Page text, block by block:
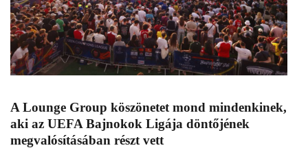
A Lounge Group köszönetet mond mindenkinek,
aki az UEFA Bajnokok Ligája döntőjének
megvalósításában részt vett